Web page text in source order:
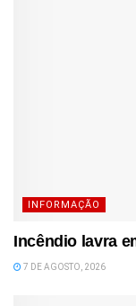
INFORMAÇÃO
Incêndio lavra
7 DE AGOSTO, 2026